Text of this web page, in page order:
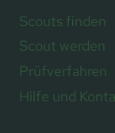
Scouts finden
Scout werden
Prüfverfahren
Hilfe und